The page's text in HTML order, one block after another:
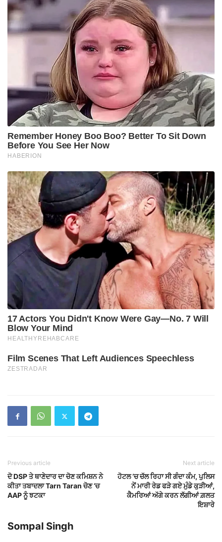
Previous article
ਦੋ DSP ਤੇ ਥਾਣੇਦਾਰ ਦਾ ਚੋਣ ਕਮਿਸ਼ਨ ਨੇ
ਕੀਤਾ ਤਬਾਦਲਾ Tarn Taran ਚੋਣ ‘ਚ
AAP ਨੂੰ ਝਟਕਾ
Next article
ਹੋਟਲ ‘ਚ ਚੱਲ ਰਿਹਾ ਸੀ ਗੰਦਾ ਕੰਮ, ਪੁਲਿਸ
ਨੇਂ ਮਾਰੀ ਰੇਡ ਫੜੇ ਗਏ ਮੁੰਡੇ ਕੁੜੀਆਂ,
ਕੈਮਰਿਆਂ ਅੱਗੇ ਕਰਨ ਲੱਗੀਆਂ ਗ਼ਲਤ
ਇਸ਼ਾਰੇ
Sompal Singh